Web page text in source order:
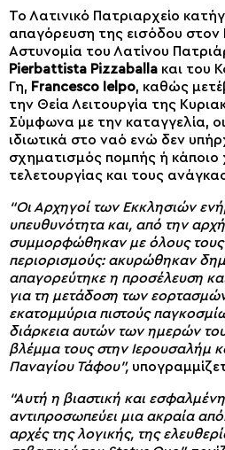
Το Λατινικό Πατριαρχείο
απαγόρευση της εισόδου
Αστυνομία του Λατίνου
Pierbattista Pizzaballa και του
Γη, Francesco Ielpo, καθώς
την Θεία Λειτουργία της
Σύμφωνα με την καταγγελία,
ιδιωτικά στο ναό ενώ δεν
σχηματισμός πομπής ή κάποιο
τελετουργίας και τους
“Οι Αρχηγοί των Εκκλησιών
υπευθυνότητα και, από την
συμμορφώθηκαν με όλους τους
περιορισμούς: ακυρώθηκαν
απαγορεύτηκε η προσέλευση
για τη μετάδοση των
εκατομμύρια πιστούς
διάρκεια αυτών των ημερών
βλέμμα τους στην Ιερουσαλήμ
Παναγίου Τάφου”,
“Αυτή η βιαστική και
αντιπροσωπεύει μια ακραία
αρχές της λογικής, της